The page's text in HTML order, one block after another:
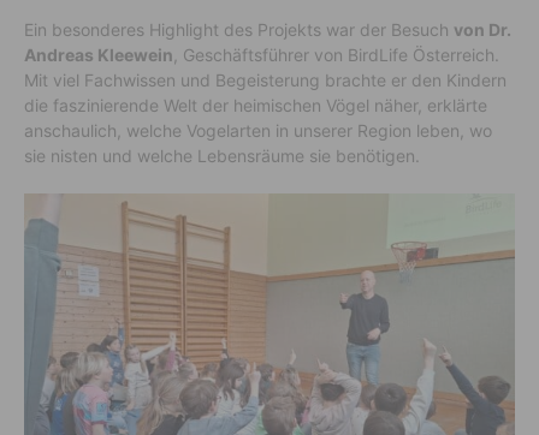
Ein besonderes Highlight des Projekts war der Besuch von Dr.
Andreas Kleewein , Geschäftsführer von BirdLife Österreich.
Mit viel Fachwissen und Begeisterung brachte er den Kindern
die faszinierende Welt der heimischen Vögel näher, erklärte
anschaulich, welche Vogelarten in unserer Region leben, wo
sie nisten und welche Lebensräume sie benötigen.